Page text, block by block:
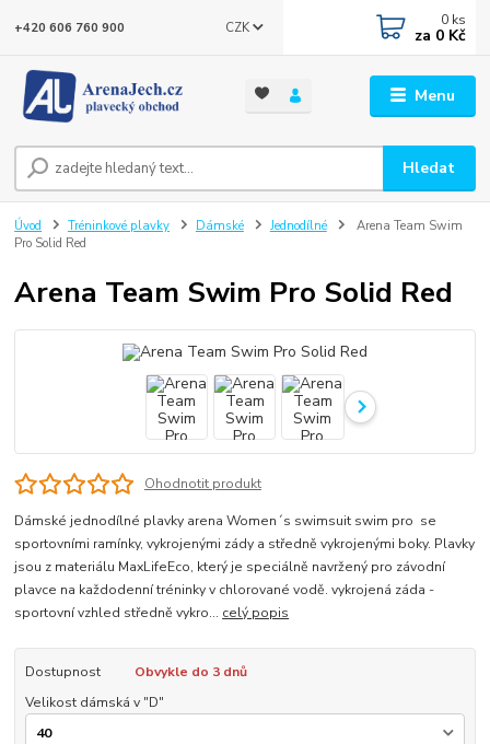
Menu
CZK
Hledat
+420 606 760 900 0 ks
za 0 Kč
Úvod Tréninkové plavky Dámské Jednodílné
Arena Team Swim
Pro Solid Red
Arena Team Swim Pro Solid Red
Ohodnotit produkt
Dámské jednodílné plavky arena Women´s swimsuit swim pro se
sportovními ramínky, vykrojenými zády a středně vykrojenými boky. Plavky
jsou z materiálu MaxLifeEco, který je speciálně navržený pro závodní
plavce na každodenní tréninky v chlorované vodě. vykrojená záda -
sportovní vzhled středně vykro... celý popis
Dostupnost
Obvykle do 3 dnů
Velikost dámská v "D"